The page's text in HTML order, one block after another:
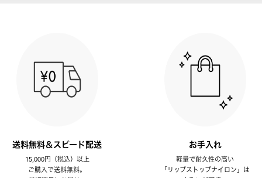
送料無料＆スピード配送
15,000円（税込）以上
ご購入で送料無料。
お手入れ
軽量で耐久性の高い
「リップストップナイロン」は